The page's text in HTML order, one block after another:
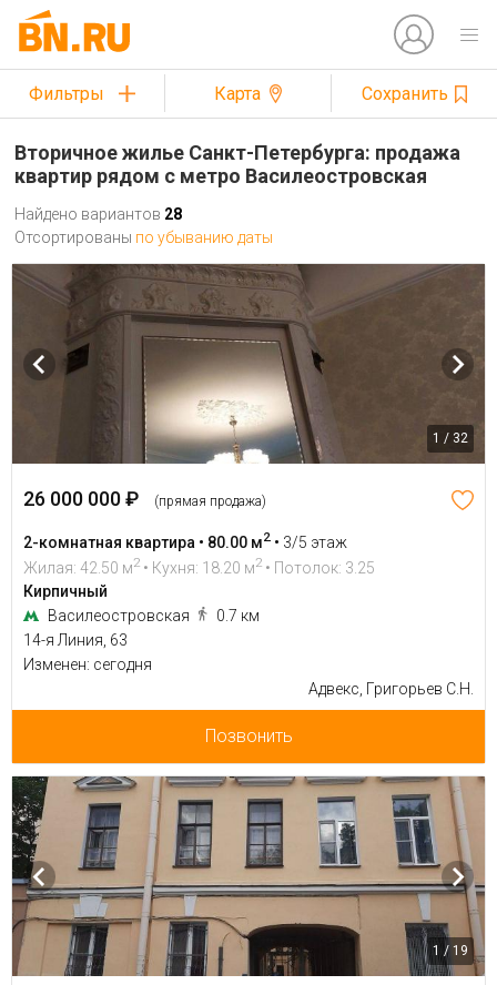
Фильтры Карта Сохранить
Вторичное жилье Санкт-Петербурга: продажа
квартир рядом с метро Василеостровская
Найдено вариантов 28
Отсортированы по убыванию даты
1 / 32
26 000 000 ₽ (прямая продажа)
2-комнатная квартира • 80.00 м2 • 3/5 этаж
Жилая: 42.50 м2 • Кухня: 18.20 м2 • Потолок: 3.25
Кирпичный
Василеостровская
0.7 км
14-я Линия, 63
Изменен: сегодня
Адвекс, Григорьев С.Н.
Позвонить
1 / 19